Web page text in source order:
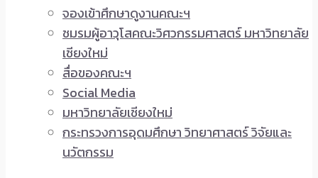
จองเข้าศึกษาดูงานคณะฯ
ชมรมผู้อาวุโสคณะวิศวกรรมศาสตร์ มหาวิทยาลัย
เชียงใหม่
สื่อของคณะฯ
Social Media
มหาวิทยาลัยเชียงใหม่
กระทรวงการอุดมศึกษา วิทยาศาสตร์ วิจัยและ
นวัตกรรม